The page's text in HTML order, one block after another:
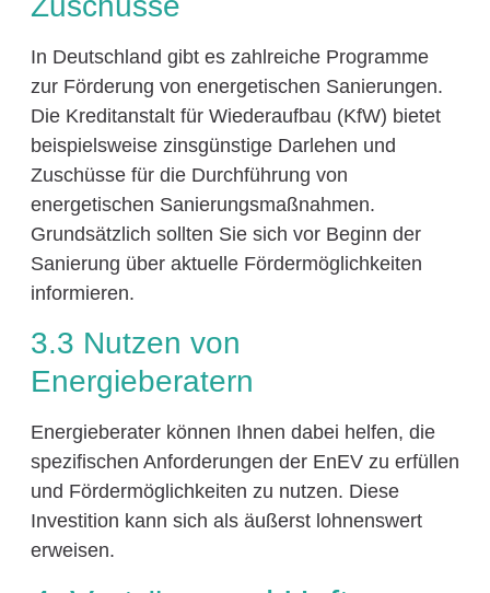
In Deutschland gibt es zahlreiche Programme
zur Förderung von energetischen Sanierungen.
Die Kreditanstalt für Wiederaufbau (KfW) bietet
beispielsweise zinsgünstige Darlehen und
Zuschüsse für die Durchführung von
energetischen Sanierungsmaßnahmen.
Grundsätzlich sollten Sie sich vor Beginn der
Sanierung über aktuelle Fördermöglichkeiten
informieren.
3.3 Nutzen von
Energieberatern
Energieberater können Ihnen dabei helfen, die
spezifischen Anforderungen der EnEV zu erfüllen
und Fördermöglichkeiten zu nutzen. Diese
Investition kann sich als äußerst lohnenswert
erweisen.